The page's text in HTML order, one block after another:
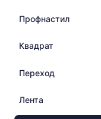
Профнастил
Квадрат
Переход
Лента